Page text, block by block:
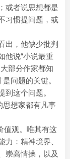
或者说思想都是
习惯提问题，或
出，他缺少批判
他说“小说最重
部分作家都知
问题的关键。
这个问题。
思想家都有凡事
值观。唯其有这
：精神境界、
崇高情操，以及